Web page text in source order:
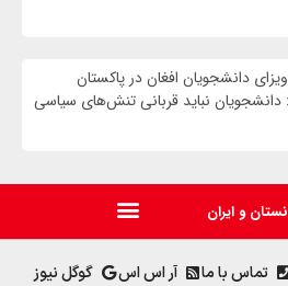
دانشجویان افغان در پاکستان
دانشجویان نباید قربانی تنش‌های سیاسی
و ایران
تماس با ما آر اس اس گوگل نیوز